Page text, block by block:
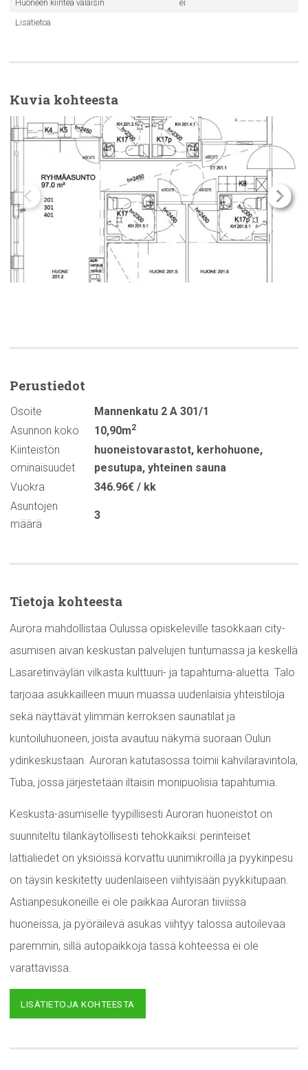
Huoneen kiinteä valaisin
ei
Lisätietoa
Kuvia kohteesta
Perustiedot
Osoite
Mannenkatu 2 A 301/1
Asunnon koko
10,90m2
Kiinteistön
ominaisuudet
huoneistovarastot, kerhohuone,
pesutupa, yhteinen sauna
Vuokra
346.96€ / kk
Asuntojen
määrä
3
Tietoja kohteesta
Aurora mahdollistaa Oulussa opiskeleville tasokkaan city-
asumisen aivan keskustan palvelujen tuntumassa ja keskellä
Lasaretinväylän vilkasta kulttuuri- ja tapahtuma-aluetta. Talo
tarjoaa asukkailleen muun muassa uudenlaisia yhteistiloja
sekä näyttävät ylimmän kerroksen saunatilat ja
kuntoiluhuoneen, joista avautuu näkymä suoraan Oulun
ydinkeskustaan. Auroran katutasossa toimii kahvilaravintola,
Tuba, jossa järjestetään iltaisin monipuolisia tapahtumia.
Keskusta-asumiselle tyypillisesti Auroran huoneistot on
suunniteltu tilankäytöllisesti tehokkaiksi: perinteiset
lattialiedet on yksiöissä korvattu uunimikroilla ja pyykinpesu
on täysin keskitetty uudenlaiseen viihtyisään pyykkitupaan.
Astianpesukoneille ei ole paikkaa Auroran tiiviissä
huoneissa, ja pyöräilevä asukas viihtyy talossa autoilevaa
paremmin, sillä autopaikkoja tässä kohteessa ei ole
varattavissa.
LISÄTIETOJA KOHTEESTA